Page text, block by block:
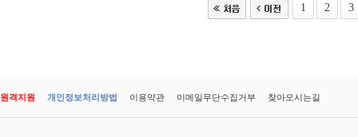
1 2 3
원격지원 개인정보처리방법 이용약관 이메일무단수집거부 찾아오시는길